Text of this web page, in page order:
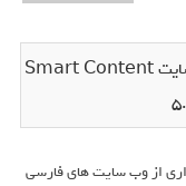
افزونه وردپرس جلوگیری از کپی مطالب وبسایت Smart Content
از وب سایت های فارسی